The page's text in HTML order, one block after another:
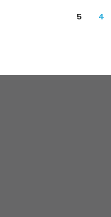
4
5